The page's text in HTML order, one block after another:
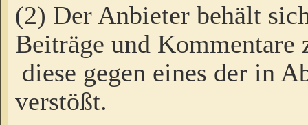
(2) Der Anbieter behält
Beiträge und Kommentare
diese gegen eines der in
verstößt.